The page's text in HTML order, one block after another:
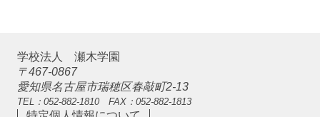
学校法人 瀬木学園
〒467-0867
愛知県名古屋市瑞穂区春敲町2-13
TEL：052-882-1810 FAX：052-882-1813